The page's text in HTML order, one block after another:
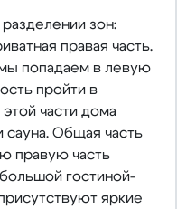
зон:
правая часть.
попадаем в левую
пройти в
части дома
сауна. Общая часть
правую часть
гостиной-
яркие